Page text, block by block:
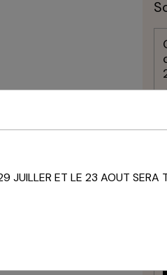
JUILLER ET LE 23 AOUT SERA